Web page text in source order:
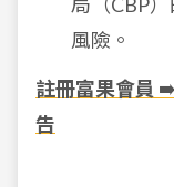
風險。
註冊富果會員
告